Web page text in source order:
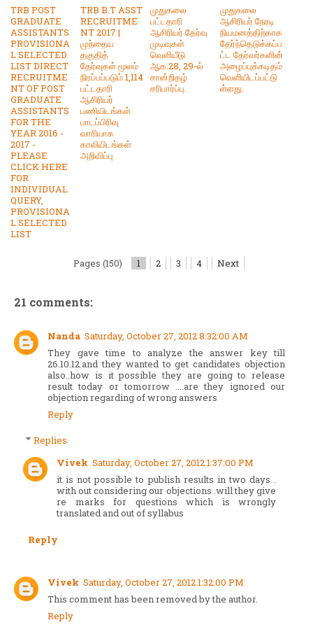
TRB POST
GRADUATE
ASSISTANTS
PROVISIONA
L SELECTED
LIST DIRECT
RECRUITME
NT OF POST
GRADUATE
ASSISTANTS
FOR THE
YEAR 2016 -
2017 -
PLEASE
CLICK HERE
FOR
INDIVIDUAL
QUERY,
PROVISIONA
L SELECTED
LIST
TRB B.T ASST
RECRUITME
NT 2017 |
முந்தைய
தகுதித்
தேர்வுகள் மூலம்
நிரப்பப்படும் 1,114
பட்டதாரி
ஆசிரியர்
பணியிடங்கள்
பாடப்பிரிவு
வாரியாக
காலியிடங்கள்
அறிவிப்பு
முதுகலை
பட்டதாரி
ஆசிரியர் தேர்வு
முடிவுகள்
வெளியீடு
ஆக.28, 29-ல்
சான்றிதழ்
சரிபார்ப்பு.
முதுகலை
ஆசிரியர் நேரடி
நியமனத்திற்காக
தேர்ந்தெடுக்கப்ப
ட்ட தேர்வர்களின்
அழைப்புக்கடிதம்
வெளியிடப்பட்டு
ள்ளது.
Pages (150) 1 2 3 4 Next
21 comments:
Nanda Saturday, October 27, 2012 8:32:00 AM
They gave time to analyze the answer key till
26.10.12.and they wanted to get candidates objection
also..how is it possible they are going to release
result today or tomorrow ....are they ignored our
objection regarding of wrong answers
Reply
Replies
Vivek Saturday, October 27, 2012 1:37:00 PM
it is not possible to publish results in two days .
with out considering our objections .will they give
re marks for questions which is wrongly
translated and out of syllabus
Reply
Vivek Saturday, October 27, 2012 1:32:00 PM
This comment has been removed by the author.
Reply